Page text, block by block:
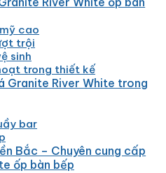
cao
trội
sinh
trong thiết kế
Granite River White trong
bar
Bắc – Chuyên cung cấp
ốp bàn bếp